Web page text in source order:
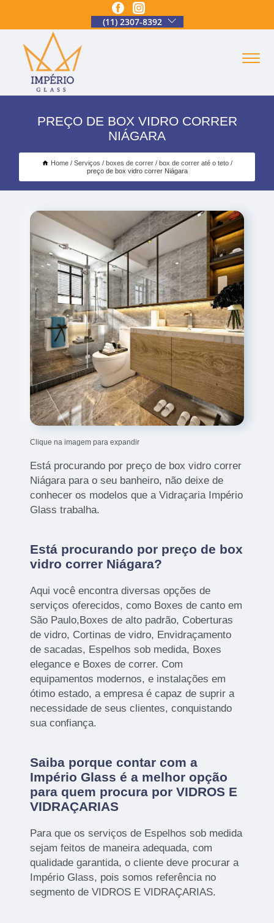
(11) 2307-8392
PREÇO DE BOX VIDRO CORRER
NIÁGARA
Home Serviços boxes de correr
box de correr até o teto
preço de box vidro correr Niágara
Clique na imagem para expandir
Está procurando por preço de box vidro correr
Niágara para o seu banheiro, não deixe de
conhecer os modelos que a Vidraçaria Império
Glass trabalha.
Está procurando por preço de box
vidro correr Niágara?
Aqui você encontra diversas opções de
serviços oferecidos, como Boxes de canto em
São Paulo,Boxes de alto padrão, Coberturas
de vidro, Cortinas de vidro, Envidraçamento
de sacadas, Espelhos sob medida, Boxes
elegance e Boxes de correr. Com
equipamentos modernos, e instalações em
ótimo estado, a empresa é capaz de suprir a
necessidade de seus clientes, conquistando
sua confiança.
Saiba porque contar com a
Império Glass é a melhor opção
para quem procura por VIDROS E
VIDRAÇARIAS
Para que os serviços de Espelhos sob medida
sejam feitos de maneira adequada, com
qualidade garantida, o cliente deve procurar a
Império Glass, pois somos referência no
segmento de VIDROS E VIDRAÇARIAS.